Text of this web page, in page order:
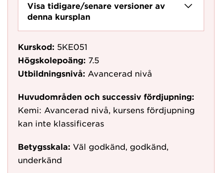
Visa tidigare/senare versioner av
denna kursplan
Kurskod: 5KE051
Högskolepoäng: 7.5
Utbildningsnivå: Avancerad nivå
Huvudområden och successiv fördjupning:
Kemi: Avancerad nivå, kursens fördjupning
kan inte klassificeras
Betygsskala: Väl godkänd, godkänd,
underkänd